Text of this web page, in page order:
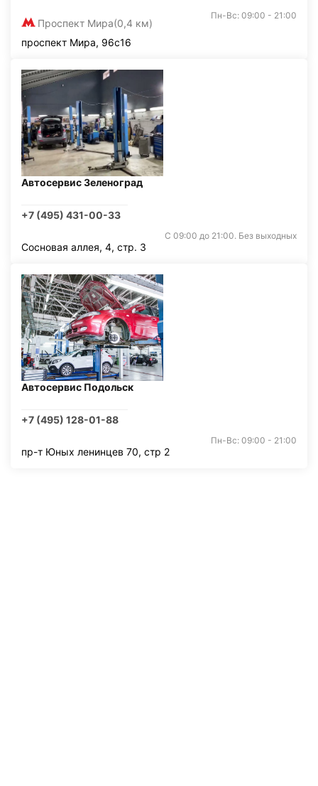
Проспект Мира(0,4 км)
Пн-Вс: 09:00 - 21:00
проспект Мира, 96с16
Автосервис Зеленоград
+7 (495) 431-00-33
С 09:00 до 21:00. Без выходных
Сосновая аллея, 4, стр. 3
Автосервис Подольск
+7 (495) 128-01-88
Пн-Вс: 09:00 - 21:00
пр-т Юных ленинцев 70, стр 2